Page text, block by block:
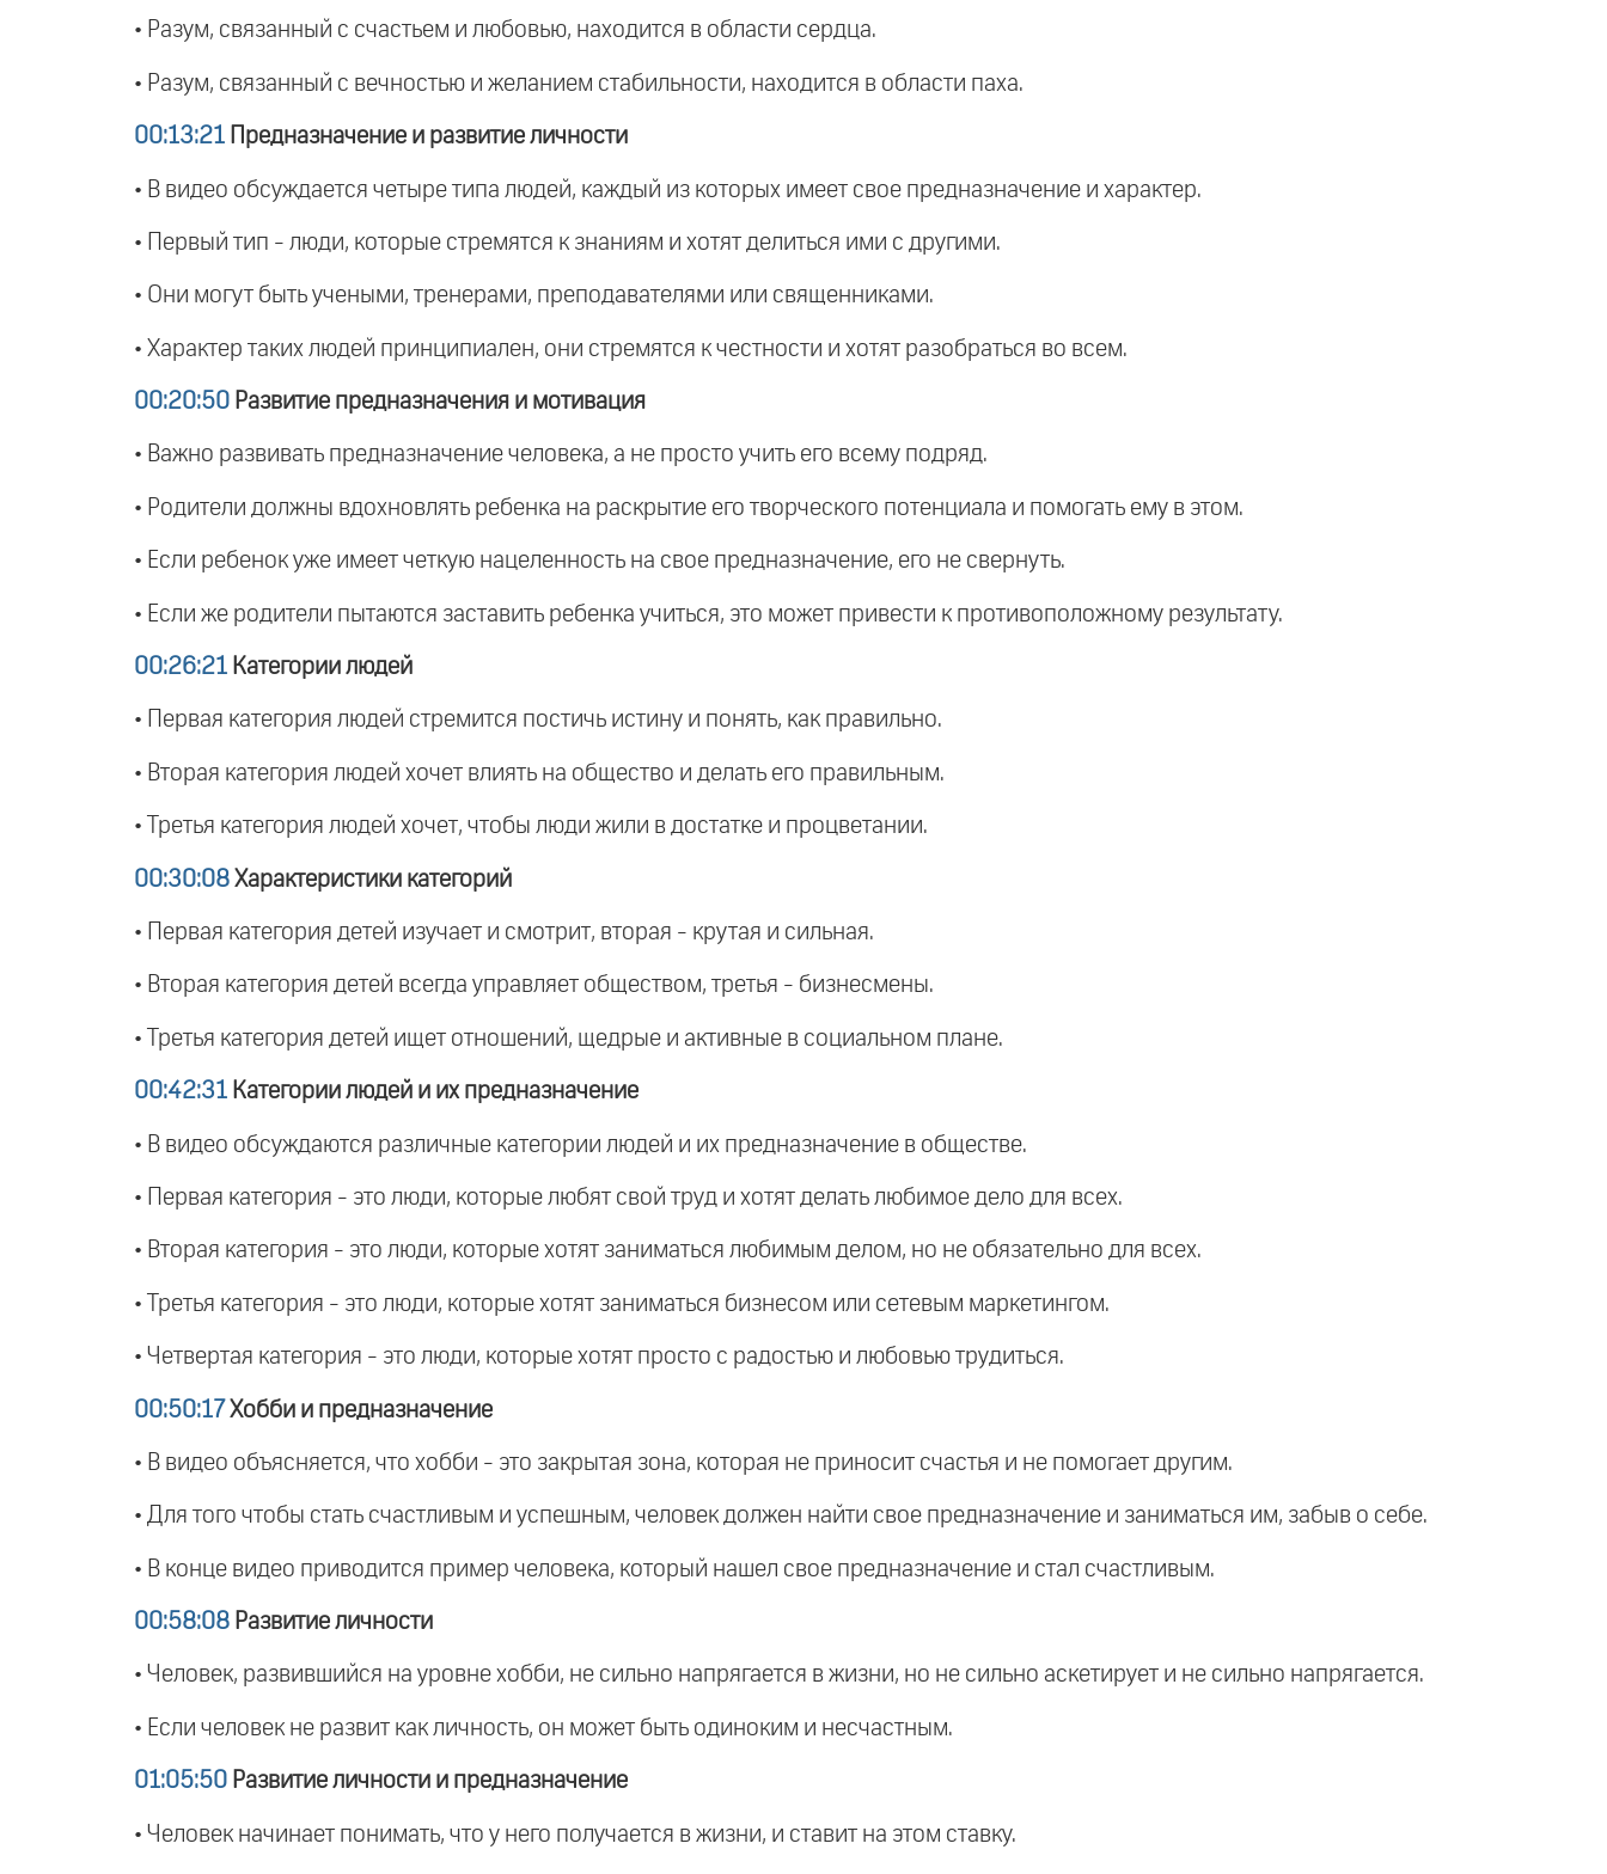
• Разум, связанный с счастьем и любовью, находится в области сердца.
• Разум, связанный с вечностью и желанием стабильности, находится в области паха.
00:13:21 Предназначение и развитие личности
• В видео обсуждается четыре типа людей, каждый из которых имеет свое предназначение и характер.
• Первый тип - люди, которые стремятся к знаниям и хотят делиться ими с другими.
• Они могут быть учеными, тренерами, преподавателями или священниками.
• Характер таких людей принципиален, они стремятся к честности и хотят разобраться во всем.
00:20:50 Развитие предназначения и мотивация
• Важно развивать предназначение человека, а не просто учить его всему подряд.
• Родители должны вдохновлять ребенка на раскрытие его творческого потенциала и помогать ему в этом.
• Если ребенок уже имеет четкую нацеленность на свое предназначение, его не свернуть.
• Если же родители пытаются заставить ребенка учиться, это может привести к противоположному результату.
00:26:21 Категории людей
• Первая категория людей стремится постичь истину и понять, как правильно.
• Вторая категория людей хочет влиять на общество и делать его правильным.
• Третья категория людей хочет, чтобы люди жили в достатке и процветании.
00:30:08 Характеристики категорий
• Первая категория детей изучает и смотрит, вторая - крутая и сильная.
• Вторая категория детей всегда управляет обществом, третья - бизнесмены.
• Третья категория детей ищет отношений, щедрые и активные в социальном плане.
00:42:31 Категории людей и их предназначение
• В видео обсуждаются различные категории людей и их предназначение в обществе.
• Первая категория - это люди, которые любят свой труд и хотят делать любимое дело для всех.
• Вторая категория - это люди, которые хотят заниматься любимым делом, но не обязательно для всех.
• Третья категория - это люди, которые хотят заниматься бизнесом или сетевым маркетингом.
• Четвертая категория - это люди, которые хотят просто с радостью и любовью трудиться.
00:50:17 Хобби и предназначение
• В видео объясняется, что хобби - это закрытая зона, которая не приносит счастья и не помогает другим.
• Для того чтобы стать счастливым и успешным, человек должен найти свое предназначение и заниматься им, забыв о себе.
• В конце видео приводится пример человека, который нашел свое предназначение и стал счастливым.
00:58:08 Развитие личности
• Человек, развившийся на уровне хобби, не сильно напрягается в жизни, но не сильно аскетирует и не сильно напрягается.
• Если человек не развит как личность, он может быть одиноким и несчастным.
01:05:50 Развитие личности и предназначение
• Человек начинает понимать, что у него получается в жизни, и ставит на этом ставку.